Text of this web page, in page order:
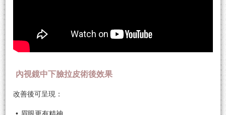
內視鏡中下臉拉皮術後效果
改善後可呈現：
• 眉眼更有精神